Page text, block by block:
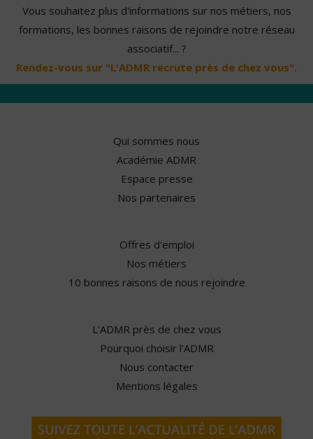
Vous souhaitez plus d'informations sur nos métiers, nos
formations, les bonnes raisons de rejoindre notre réseau
associatif... ?
Rendez-vous sur "L'ADMR recrute près de chez vous".
Qui sommes nous
Académie ADMR
Espace presse
Nos partenaires
Offres d'emploi
Nos métiers
10 bonnes raisons de nous rejoindre
L'ADMR près de chez vous
Pourquoi choisir l'ADMR
Nous contacter
Mentions légales